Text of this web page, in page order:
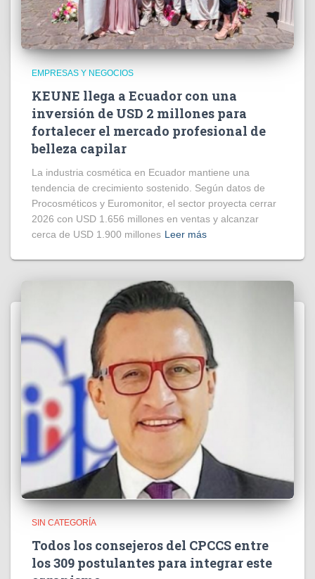
EMPRESAS Y NEGOCIOS
KEUNE llega a Ecuador con una
inversión de USD 2 millones para
fortalecer el mercado profesional de
belleza capilar
La industria cosmética en Ecuador mantiene una
tendencia de crecimiento sostenido. Según datos de
Procosméticos y Euromonitor, el sector proyecta cerrar
2026 con USD 1.656 millones en ventas y alcanzar
cerca de USD 1.900 millones Leer más
SIN CATEGORÍA
Todos los consejeros del CPCCS entre
los 309 postulantes para integrar este